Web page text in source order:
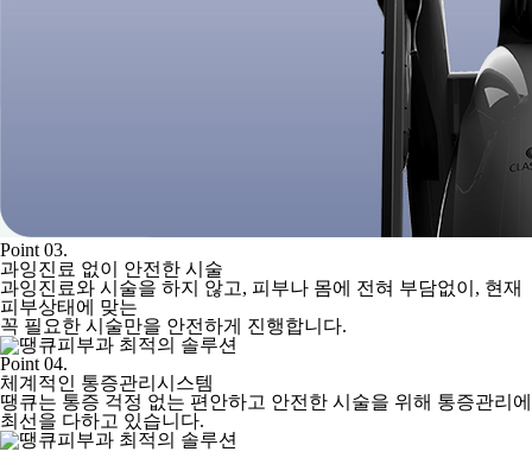
Point 03.
과잉진료 없이 안전한 시술
과잉진료와 시술을 하지 않고, 피부나 몸에 전혀 부담없이, 현재
피부상태에 맞는
꼭 필요한 시술만을 안전하게 진행합니다.
Point 04.
체계적인 통증관리시스템
땡큐는 통증 걱정 없는 편안하고 안전한 시술을 위해 통증관리에
최선을 다하고 있습니다.